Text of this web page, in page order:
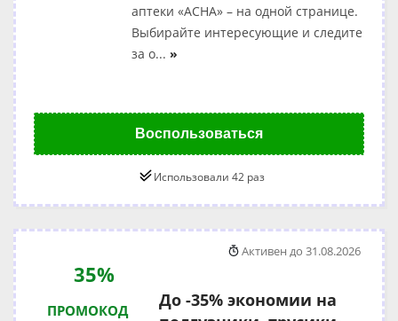
аптеки «АСНА» – на одной странице.
Выбирайте интересующие и следите
за о... »
Воспользоваться
Использовали 42 раз
35%
ПРОМОКОД
До -35% экономии на
Активен до 31.08.2026